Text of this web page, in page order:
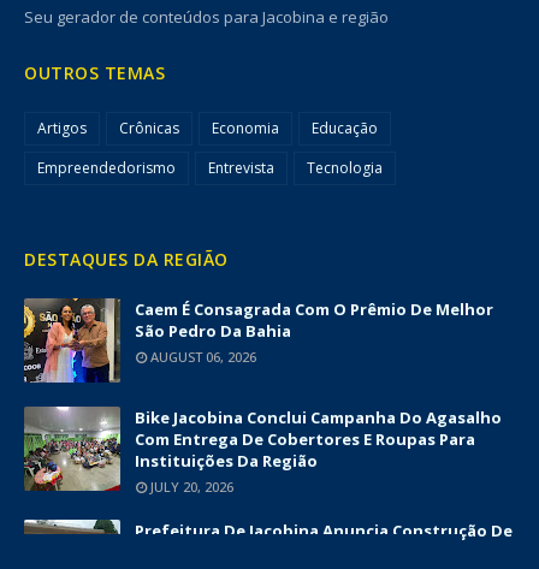
Seu gerador de conteúdos para Jacobina e região
OUTROS TEMAS
Artigos Crônicas Economia
Educação
Empreendedorismo
Entrevista Tecnologia
DESTAQUES DA REGIÃO
Caem É Consagrada Com O Prêmio De Melhor
São Pedro Da Bahia
AUGUST 06, 2026
Bike Jacobina Conclui Campanha Do Agasalho
Com Entrega De Cobertores E Roupas Para
Instituições Da Região
JULY 20, 2026
Prefeitura De Jacobina Anuncia Construção De